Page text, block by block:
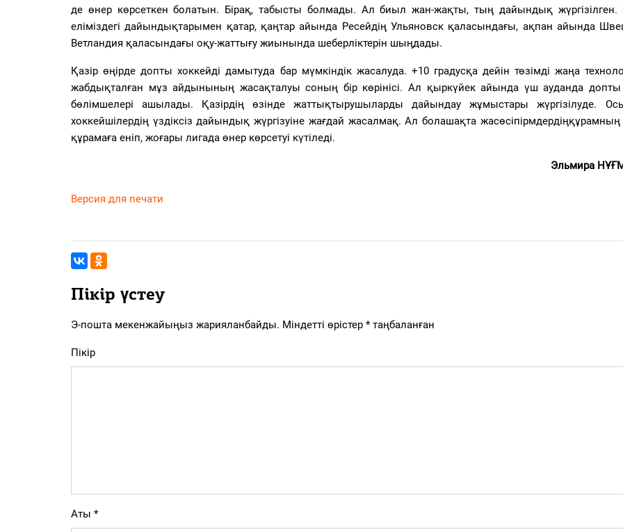
де өнер көрсеткен болатын. Бірақ, табысты болмады. Ал биыл жан-жақты, тың дайындық жүргізілген.
еліміздегі дайындықтарымен қатар, қаңтар айында Ресейдің Ульяновск қаласындағы, ақпан айында
Ветландия қаласындағы оқу-жаттығу жиынында шеберліктерін шыңдады.
Қазір өңірде допты хоккейді дамытуда бар мүмкіндік жасалуда. +10 градусқа дейін төзімді жаңа
жабдықталған мұз айдынының жасақталуы соның бір көрінісі. Ал қыркүйек айында үш ауданда допты
бөлімшелері ашылады. Қазірдің өзінде жаттықтырушыларды дайындау жұмыстары жүргізілуде.
хоккейшілердің үздіксіз дайындық жүргізуіне жағдай жасалмақ. Ал болашақта
құрамаға еніп, жоғары лигада өнер көрсетуі күтіледі.
Эльмира
Версия для печати
Пікір үстеу
Э-пошта мекенжайыңыз жарияланбайды. Міндетті өрістер *таңбаланған
Пікір
Аты *